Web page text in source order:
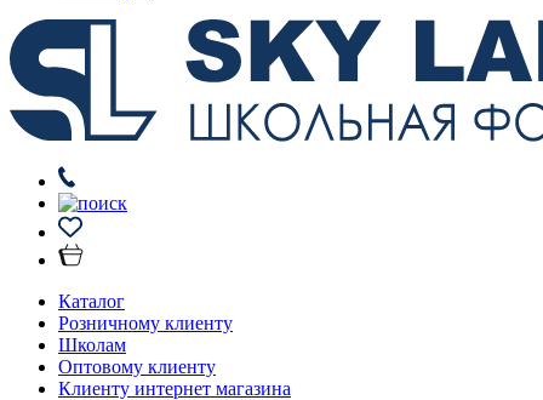
Каталог
Розничному клиенту
Школам
Оптовому клиенту
Клиенту интернет магазина